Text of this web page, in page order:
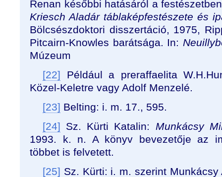
Renan későbbi hatásáról a
Kriesch Aladár táblaképfestészete és
Bölcsészdoktori disszertáció, 1975,
Pitcairn-Knowles barátsága. In:
Múzeum
[22] Például a preraffaelita
Közel-Keletre vagy Adolf Menzelé.
[23] Belting: i. m. 17., 595.
[24] Sz. Kürti Katalin: Munkácsy
1993. k. n. A könyv bevezetője az
többet is felvetett.
[25] Sz. Kürti: i. m. szerint